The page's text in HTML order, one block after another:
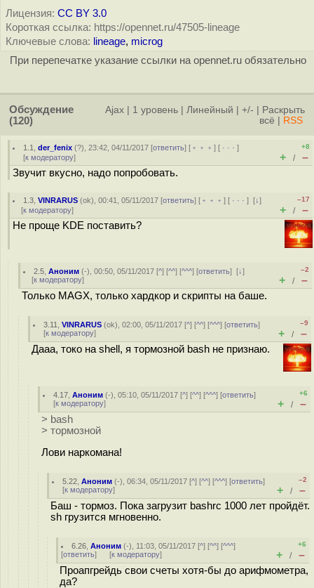
Лицензия: CC BY 3.0
Короткая ссылка: https://opennet.ru/47505-lineage
Ключевые слова: lineage, microg
При перепечатке указание ссылки на opennet.ru обязательно
Обсуждение
(120)
Ajax 1 уровень Линейный +/-
Раскрыть
всё
RSS
1.1 ,der_fenix (?), 23:42, 04/11/2017 [ответить] [ ﹢﹢﹢] [ · · ·]
[к модератору]
+8
+ / –
Звучит вкусно, надо попробовать.
1.3 ,VINRARUS (ok), 00:41, 05/11/2017 [ответить] [ ﹢﹢﹢] [ · · ·][↓]
[к модератору]
–17
+ / –
Не проще KDE поставить?
2.5 ,Аноним (-), 00:50, 05/11/2017 [^] [^^] [^^^] [ответить][↓]
[к модератору]
–2
+ / –
Только MAGX, только хардкор и скрипты на баше.
3.11 ,VINRARUS (ok), 02:00, 05/11/2017 [^] [^^] [^^^] [ответить]
[к модератору]
–9
+ / –
Дааа, токо на shell, я тормозной bash не признаю.
4.17 ,Аноним (-), 05:10, 05/11/2017 [^] [^^] [^^^] [ответить]
[к модератору]
+6
+ / –
> bash
> тормозной
Лови наркомана!
5.22 ,Аноним (-), 06:34, 05/11/2017 [^] [^^] [^^^] [ответить]
[к модератору]
–2
+ / –
Баш - тормоз. Пока загрузит bashrc 1000 лет пройдёт.
sh грузится мгновенно.
6.26 ,Аноним (-), 11:03, 05/11/2017 [^] [^^] [^^^]
[ответить] [к модератору]
+6
+ / –
Проапгрейдь свои счеты хотя-бы до арифмометра,
да?